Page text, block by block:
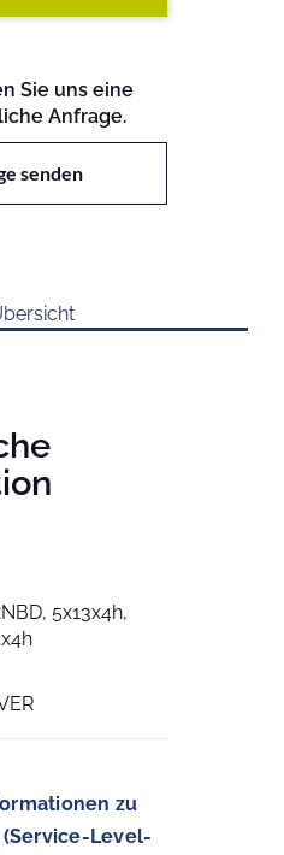
Sie uns eine
Anfrage.
senden
5x13x4h,
zu
(Service-Level-